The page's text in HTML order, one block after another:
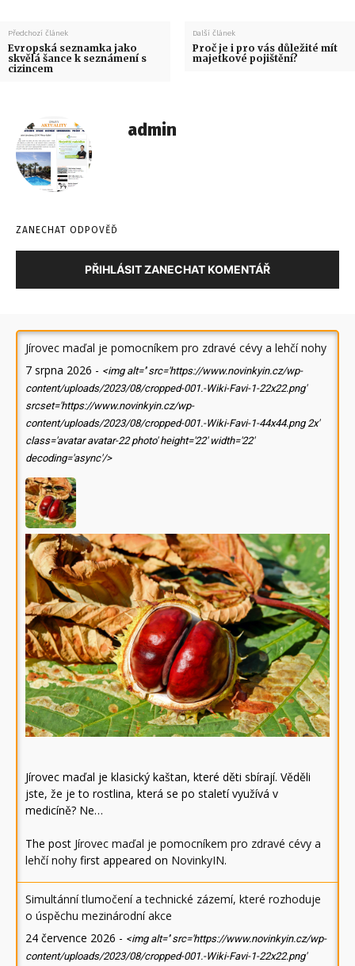
Předchozí článek
Evropská seznamka jako
skvělá šance k seznámení s
cizincem
Další článek
Proč je i pro vás důležité mít
majetkové pojištění?
admin
ZANECHAT ODPOVĚĎ
PŘIHLÁSIT ZANECHAT KOMENTÁŘ
Jírovec maďal je pomocníkem pro zdravé cévy a lehčí nohy
7 srpna 2026 - <img alt='' src='https://www.novinkyin.cz/wp-
content/uploads/2023/08/cropped-001.-Wiki-Favi-1-22x22.png'
srcset='https://www.novinkyin.cz/wp-
content/uploads/2023/08/cropped-001.-Wiki-Favi-1-44x44.png 2x'
class='avatar avatar-22 photo' height='22' width='22'
decoding='async'/>
Jírovec maďal je klasický kaštan, které děti sbírají. Věděli
jste, že je to rostlina, která se po staletí využívá v
medicíně? Ne…
The post Jírovec maďal je pomocníkem pro zdravé cévy a
lehčí nohy first appeared on NovinkyIN.
Simultánní tlumočení a technické zázemí, které rozhoduje
o úspěchu mezinárodní akce
24 července 2026 - <img alt='' src='https://www.novinkyin.cz/wp-
content/uploads/2023/08/cropped-001.-Wiki-Favi-1-22x22.png'